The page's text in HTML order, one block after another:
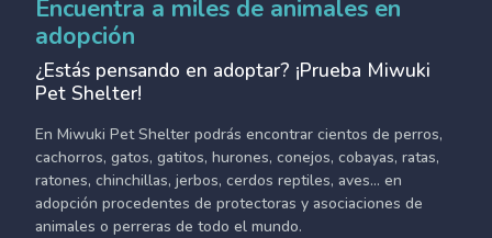
Encuentra a miles de animales en
adopción
¿Estás pensando en adoptar? ¡Prueba Miwuki
Pet Shelter!
En Miwuki Pet Shelter podrás encontrar cientos de perros,
cachorros, gatos, gatitos, hurones, conejos, cobayas, ratas,
ratones, chinchillas, jerbos, cerdos reptiles, aves... en
adopción procedentes de protectoras y asociaciones de
animales o perreras de todo el mundo.